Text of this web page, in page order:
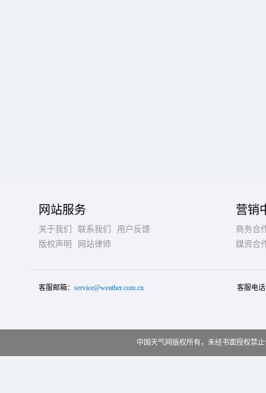
网站服务
关于我们 联系我们
用户反馈
版权声明
网站律师
营销
商务合
媒资合
客服邮箱： service@weather.com.cn 客服电
中国天气网版权所有，未经书面授权